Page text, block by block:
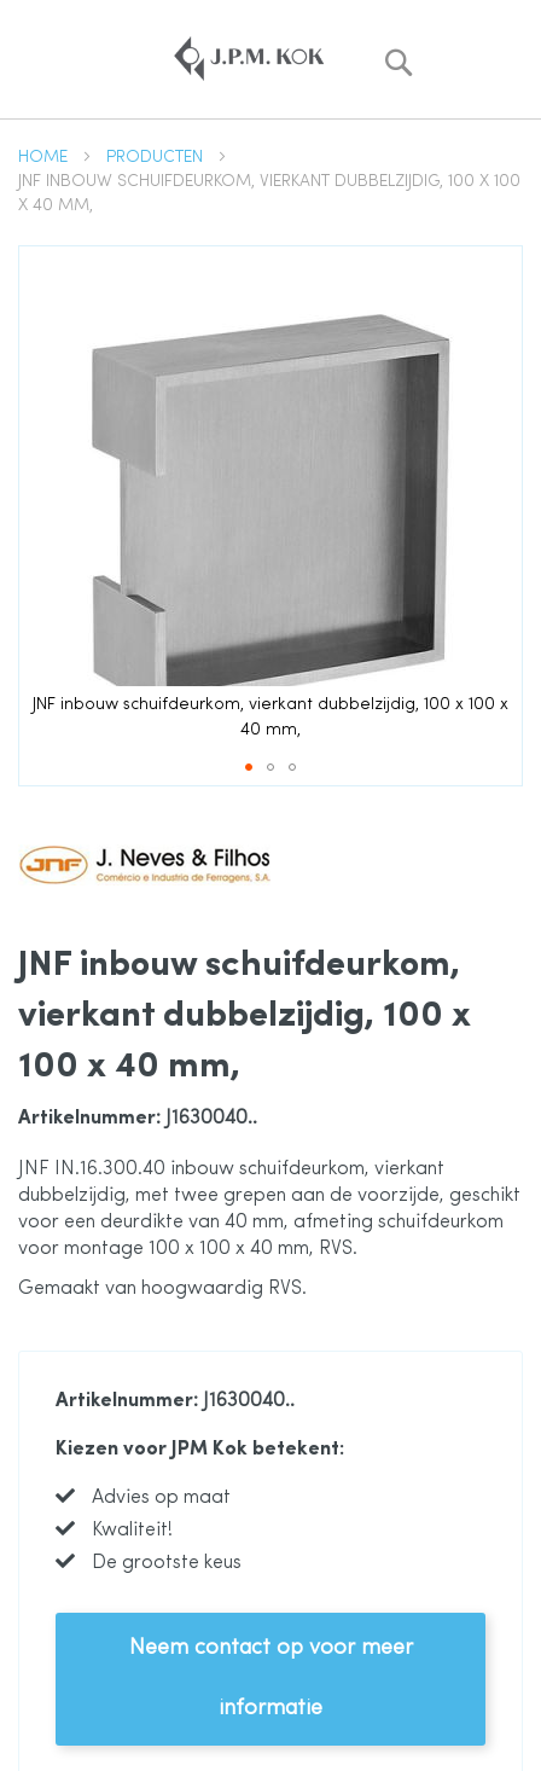
HOME
PRODUCTEN
JNF INBOUW SCHUIFDEURKOM, VIERKANT DUBBELZIJDIG, 100 X 100
X 40 MM,
JNF inbouw schuifdeurkom,
vierkant dubbelzijdig, 100 x
100 x 40 mm,
Artikelnummer: J1630040..
JNF IN.16.300.40 inbouw schuifdeurkom, vierkant
dubbelzijdig, met twee grepen aan de voorzijde, geschikt
voor een deurdikte van 40 mm, afmeting schuifdeurkom
voor montage 100 x 100 x 40 mm, RVS.
Gemaakt van hoogwaardig RVS.
Artikelnummer: J1630040..
Kiezen voor JPM Kok betekent:
Advies op maat
Kwaliteit!
De grootste keus
Neem contact op voor meer
informatie
gallerij
JNF inbouw schuifdeurkom, vierkant dubbelzijdig, 100 x 100 x
40 mm,
naar
van
de
afbeeldingen-